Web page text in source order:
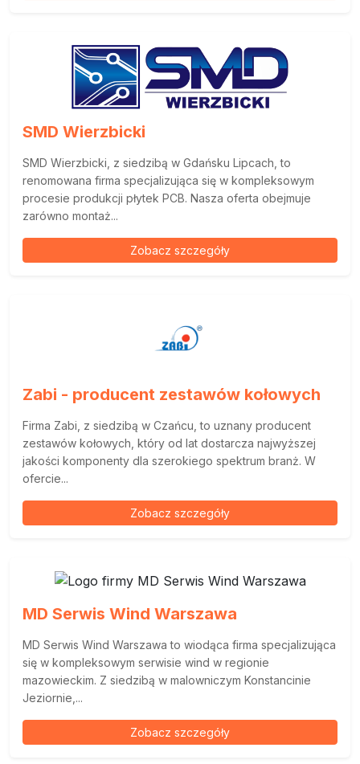
SMD Wierzbicki
SMD Wierzbicki, z siedzibą w Gdańsku Lipcach, to
renomowana firma specjalizująca się w kompleksowym
procesie produkcji płytek PCB. Nasza oferta obejmuje
zarówno montaż...
Zobacz szczegóły
Zabi - producent zestawów kołowych
Firma Zabi, z siedzibą w Czańcu, to uznany producent
zestawów kołowych, który od lat dostarcza najwyższej
jakości komponenty dla szerokiego spektrum branż. W
ofercie...
Zobacz szczegóły
MD Serwis Wind Warszawa
MD Serwis Wind Warszawa to wiodąca firma specjalizująca
się w kompleksowym serwisie wind w regionie
mazowieckim. Z siedzibą w malowniczym Konstancinie
Jeziornie,...
Zobacz szczegóły